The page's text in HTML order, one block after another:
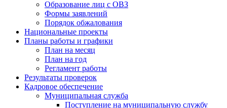
Образование лиц с ОВЗ
Формы заявлений
Порядок обжалования
Национальные проекты
Планы работы и графики
План на месяц
План на год
Регламент работы
Результаты проверок
Кадровое обеспечение
Муниципальная служба
Поступление на муниципальную службу